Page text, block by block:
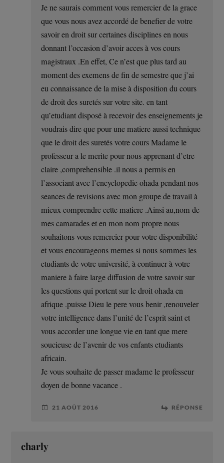
Je ne saurais comment vous remercier de la grace
que vous nous avez accordé de benefier de votre
savoir en droit sur certaines disciplines en nous
donnant l’occasion d’avoir acces à vos cours
magistraux .En effet, Ce n’est que plus tard au
moment des exemens de fin de semestre que j’ai
eu connaissance de la mise à disposition du cours
de droit des suretés sur votre site. en tant
qu’etudiant disposé à recevoir des enseignements je
voudrais dire que pour une matiere aussi technique
que le droit des suretés votre cours Madame le
professeur a le merite pour nous apprenant d’etre
claire ,comprehensible .il nous a permis en
l’associant avec l’encyclopedie ohada pendant nos
seances de revisions avec mon groupe de travail à
mieux comprendre cette matiere .Ainsi au,nom de
mes camarades et en mon nom propre nous
souhaitons vous remercier pour votre disponibilité
et vous encourageons memes si nous sommes les
etudiants de votre université, à continuer à votre
maniere à faire large diffusion de votre savoir sur
les questions qui portent sur le droit ohada en
afrique .puisse Dieu le pere vous benir ,renouveler
votre intelligence dans l’unité de l’esprit saint et
vous accorder une longue vie en tant que mere
soucieuse de l’avenir de vos enfants etudiants
africain.
Je vous souhaite de passer madame le professeur
doyen de bonne vacance .
21 AOÛT 2016 RÉPONSE
charly